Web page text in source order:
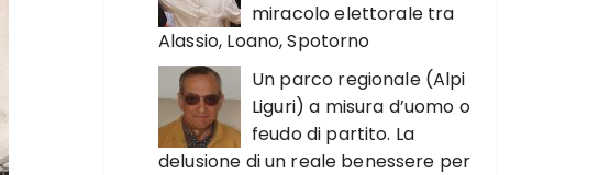
miracolo elettorale tra
Alassio, Loano, Spotorno
Un parco regionale (Alpi
Liguri) a misura d’uomo o
feudo di partito. La
delusione di un reale benessere per